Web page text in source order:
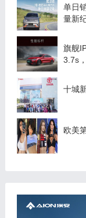
单日
量新
旗舰
3.7s
十城
欧美